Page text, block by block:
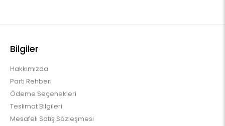
Bilgiler
Hakkımızda
Parti Rehberi
Ödeme Seçenekleri
Teslimat Bilgileri
Mesafeli Satış Sözleşmesi